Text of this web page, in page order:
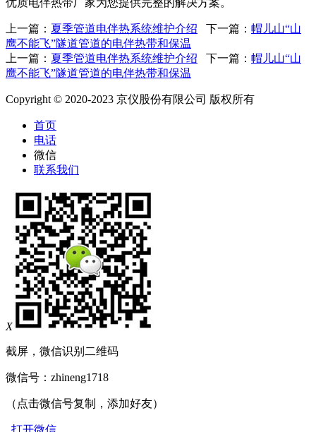
优质电伴热带厂家为您提供完整的解决方案。
上一篇： 夏季管道电伴热系统维护介绍 下一篇： 帽儿山“山
鹰不能飞”隧道管道的电伴热带和保温
上一篇： 夏季管道电伴热系统维护介绍 下一篇： 帽儿山“山
鹰不能飞”隧道管道的电伴热带和保温
Copyright © 2020-2023 京仪股份有限公司 版权所有
首页
电话
微信
联系我们
X
截屏，微信识别二维码
微信号： zhineng1718
（点击微信号复制，添加好友）